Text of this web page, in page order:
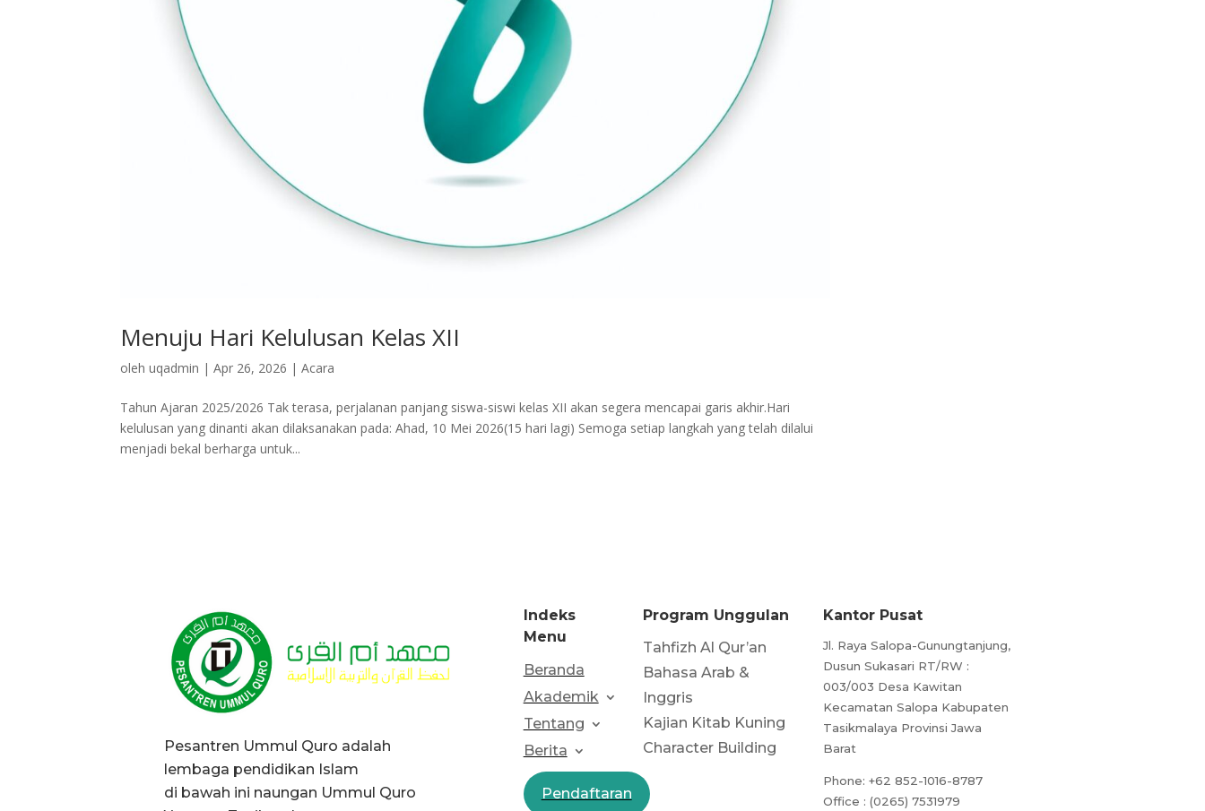
Menuju Hari Kelulusan Kelas XII
olehuqadmin |Apr 26, 2026 |Acara
Tahun Ajaran 2025/2026 Tak terasa, perjalanan panjang siswa-siswi kelas XII akan segera mencapai garis akhir.Hari
kelulusan yang dinanti akan dilaksanakan pada: Ahad, 10 Mei 2026(15 hari lagi) Semoga setiap langkah yang telah dilalui
menjadi bekal berharga untuk...
Pesantren Ummul Quro adalah
lembaga pendidikan Islam
di bawah ini naungan Ummul Quro
Indeks
Menu
Beranda
Akademik
Tentang
Berita
Pendaftaran
Program Unggulan
Tahfizh Al Qur’an
Bahasa Arab &
Inggris
Kajian Kitab Kuning
Character Building
Kantor Pusat
Jl. Raya Salopa-Gunungtanjung,
Dusun Sukasari RT/RW :
003/003 Desa Kawitan
Kecamatan Salopa Kabupaten
Tasikmalaya Provinsi Jawa
Barat
Phone: +62 852-1016-8787
Office : (0265) 7531979